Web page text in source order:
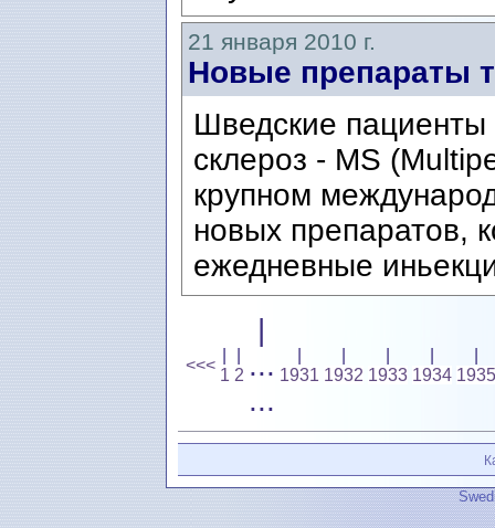
21 января 2010 г.
Новые препараты
Шведские пациенты
склероз - MS
крупном
новых препаратов,
ежедневные
<<<
1 2
|
...
...
1931 1932 1933 1934 1935